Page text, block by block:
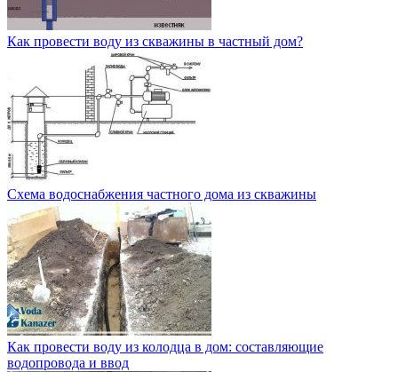
Как провести воду из скважины в частный дом?
Схема водоснабжения частного дома из скважины
Как провести воду из колодца в дом: составляющие
водопровода и ввод